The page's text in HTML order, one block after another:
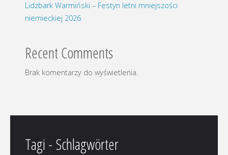
Lidzbark Warmiński – Festyn letni mniejszości
niemieckiej 2026
Recent Comments
Brak komentarzy do wyświetlenia.
Tagi - Schlagwörter